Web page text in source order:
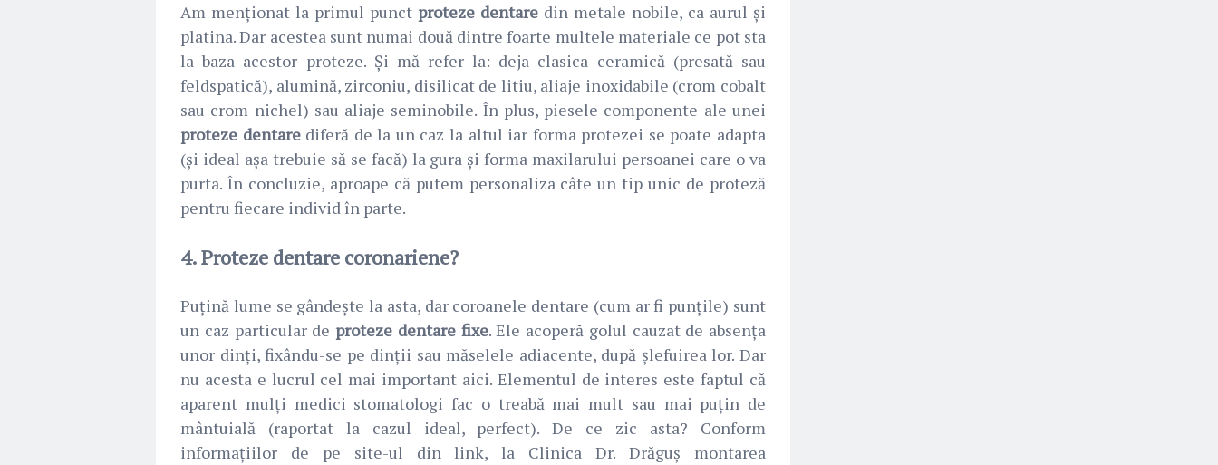
Am menționat la primul punct proteze dentare din metale nobile, ca aurul și
platina. Dar acestea sunt numai două dintre foarte multele materiale ce pot sta
la baza acestor proteze. Și mă refer la: deja clasica ceramică (presată sau
feldspatică), alumină, zirconiu, disilicat de litiu, aliaje inoxidabile (crom cobalt
sau crom nichel) sau aliaje seminobile. În plus, piesele componente ale unei
proteze dentarediferă de la un caz la altul iar forma protezei se poate adapta
(și ideal așa trebuie să se facă) la gura și forma maxilarului persoanei care o va
purta. În concluzie, aproape că putem personaliza câte un tip unic de proteză
pentru fiecare individ în parte.
4. Proteze dentare coronariene?
Puțină lume se gândește la asta, dar coroanele dentare (cum ar fi punțile) sunt
un caz particular de proteze dentare fixe. Ele acoperă golul cauzat de absența
unor dinți, fixându-se pe dinții sau măselele adiacente, după șlefuirea lor. Dar
nu acesta e lucrul cel mai important aici. Elementul de interes este faptul că
aparent mulți medici stomatologi fac o treabă mai mult sau mai puțin de
mântuială (raportat la cazul ideal, perfect). De ce zic asta? Conform
informațiilor de pe site-ul din link, la Clinica Dr. Drăguș montarea